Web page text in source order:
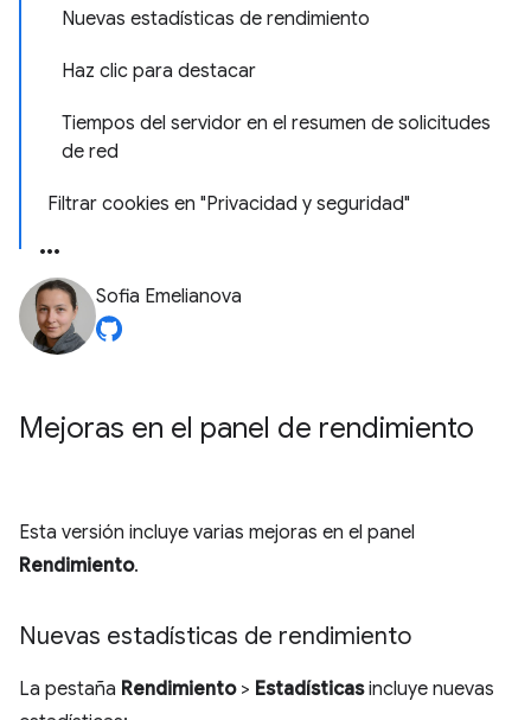
Nuevas estadísticas de rendimiento
Haz clic para destacar
Tiempos del servidor en el resumen de solicitudes
de red
Filtrar cookies en "Privacidad y seguridad"
Sofia Emelianova
Mejoras en el panel de rendimiento
Esta versión incluye varias mejoras en el panel
Rendimiento.
Nuevas estadísticas de rendimiento
La pestaña Rendimiento> Estadísticasincluye nuevas